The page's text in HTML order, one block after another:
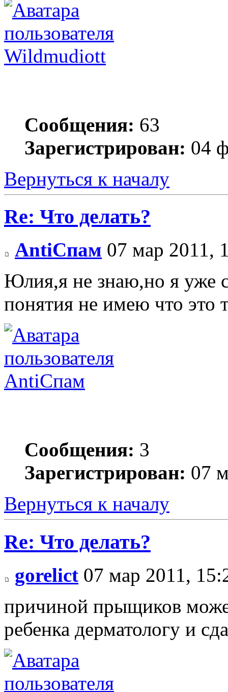
Wildmudiott
Сообщения: 63
Зарегистрирован: 04
Вернуться к началу
Re: Что делать?
AntiСпам 07 мар 2011,
Юлия,я не знаю,но я уже
понятия не имею что это
AntiСпам
Сообщения: 3
Зарегистрирован: 07
Вернуться к началу
Re: Что делать?
gorelict 07 мар 2011,
причиной прыщиков
ребенка дерматологу и